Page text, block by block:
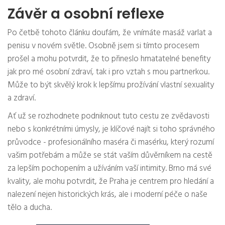
Závěr a osobní reflexe
Po četbě tohoto článku doufám, že vnímáte masáž varlat a
penisu v novém světle. Osobně jsem si tímto procesem
prošel a mohu potvrdit, že to přineslo hmatatelné benefity
jak pro mé osobní zdraví, tak i pro vztah s mou partnerkou.
Může to být skvělý krok k lepšímu prožívání vlastní sexuality
a zdraví.
Ať už se rozhodnete podniknout tuto cestu ze zvědavosti
nebo s konkrétními úmysly, je klíčové najít si toho správného
průvodce - profesionálního maséra či masérku, který rozumí
vašim potřebám a může se stát vaším důvěrníkem na cestě
za lepším pochopením a užíváním vaší intimity. Brno má své
kvality, ale mohu potvrdit, že Praha je centrem pro hledání a
nalezení nejen historických krás, ale i moderní péče o naše
tělo a ducha.